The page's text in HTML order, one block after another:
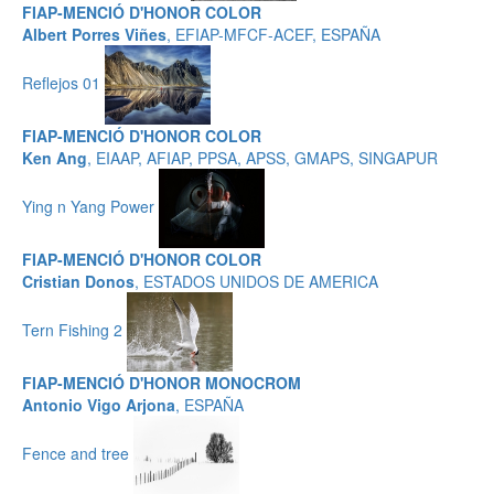
FIAP-MENCIÓ D'HONOR COLOR
Albert Porres Viñes, EFIAP-MFCF-ACEF, ESPAÑA
Reflejos 01
FIAP-MENCIÓ D'HONOR COLOR
Ken Ang, EIAAP, AFIAP, PPSA, APSS, GMAPS, SINGAPUR
Ying n Yang Power
FIAP-MENCIÓ D'HONOR COLOR
Cristian Donos, ESTADOS UNIDOS DE AMERICA
Tern Fishing 2
FIAP-MENCIÓ D'HONOR MONOCROM
Antonio Vigo Arjona, ESPAÑA
Fence and tree